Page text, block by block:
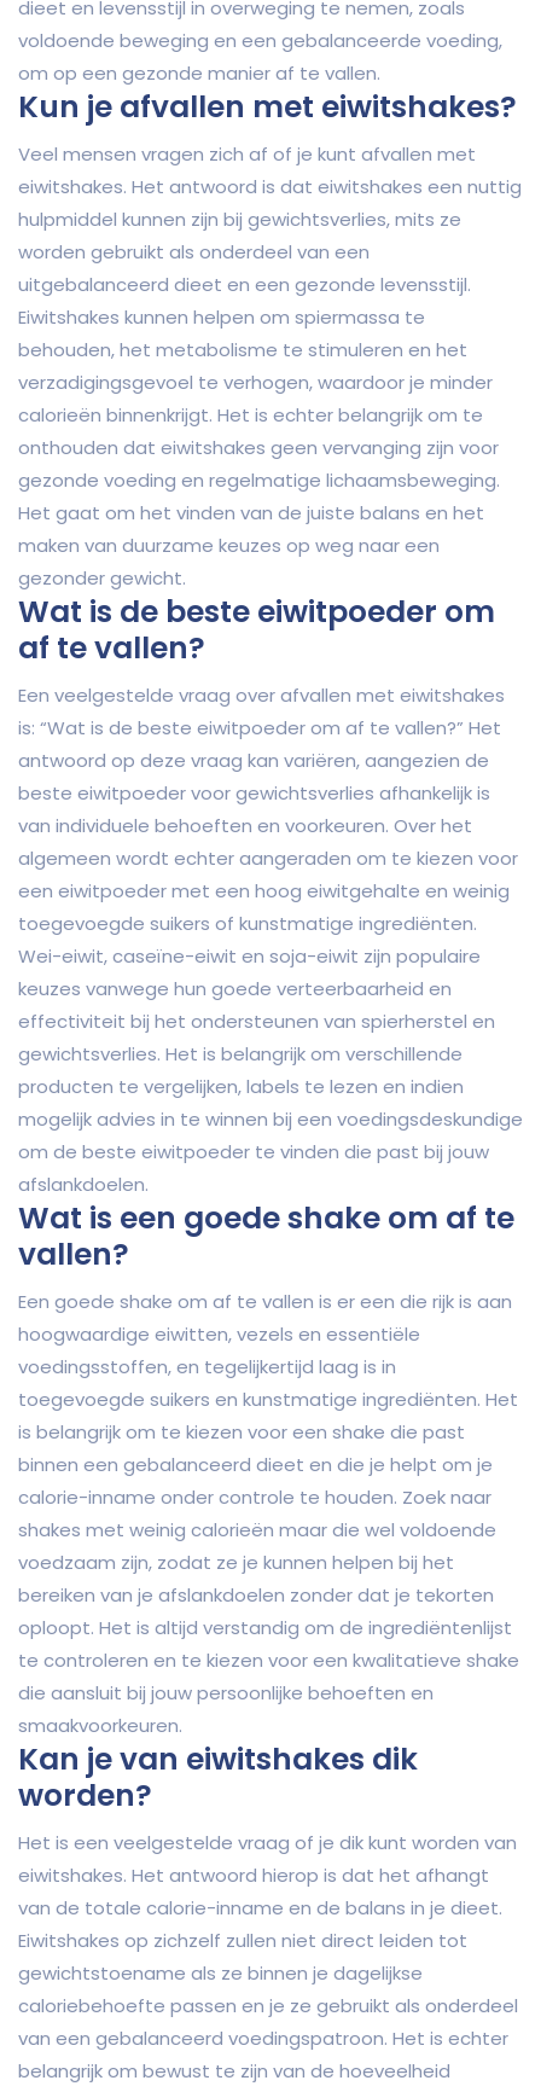
dieet en levensstijl in overweging te nemen, zoals
voldoende beweging en een gebalanceerde voeding,
om op een gezonde manier af te vallen.
Kun je afvallen met eiwitshakes?
Veel mensen vragen zich af of je kunt afvallen met
eiwitshakes. Het antwoord is dat eiwitshakes een nuttig
hulpmiddel kunnen zijn bij gewichtsverlies, mits ze
worden gebruikt als onderdeel van een
uitgebalanceerd dieet en een gezonde levensstijl.
Eiwitshakes kunnen helpen om spiermassa te
behouden, het metabolisme te stimuleren en het
verzadigingsgevoel te verhogen, waardoor je minder
calorieën binnenkrijgt. Het is echter belangrijk om te
onthouden dat eiwitshakes geen vervanging zijn voor
gezonde voeding en regelmatige lichaamsbeweging.
Het gaat om het vinden van de juiste balans en het
maken van duurzame keuzes op weg naar een
gezonder gewicht.
Wat is de beste eiwitpoeder om
af te vallen?
Een veelgestelde vraag over afvallen met eiwitshakes
is: “Wat is de beste eiwitpoeder om af te vallen?” Het
antwoord op deze vraag kan variëren, aangezien de
beste eiwitpoeder voor gewichtsverlies afhankelijk is
van individuele behoeften en voorkeuren. Over het
algemeen wordt echter aangeraden om te kiezen voor
een eiwitpoeder met een hoog eiwitgehalte en weinig
toegevoegde suikers of kunstmatige ingrediënten.
Wei-eiwit, caseïne-eiwit en soja-eiwit zijn populaire
keuzes vanwege hun goede verteerbaarheid en
effectiviteit bij het ondersteunen van spierherstel en
gewichtsverlies. Het is belangrijk om verschillende
producten te vergelijken, labels te lezen en indien
mogelijk advies in te winnen bij een voedingsdeskundige
om de beste eiwitpoeder te vinden die past bij jouw
afslankdoelen.
Wat is een goede shake om af te
vallen?
Een goede shake om af te vallen is er een die rijk is aan
hoogwaardige eiwitten, vezels en essentiële
voedingsstoffen, en tegelijkertijd laag is in
toegevoegde suikers en kunstmatige ingrediënten. Het
is belangrijk om te kiezen voor een shake die past
binnen een gebalanceerd dieet en die je helpt om je
calorie-inname onder controle te houden. Zoek naar
shakes met weinig calorieën maar die wel voldoende
voedzaam zijn, zodat ze je kunnen helpen bij het
bereiken van je afslankdoelen zonder dat je tekorten
oploopt. Het is altijd verstandig om de ingrediëntenlijst
te controleren en te kiezen voor een kwalitatieve shake
die aansluit bij jouw persoonlijke behoeften en
smaakvoorkeuren.
Kan je van eiwitshakes dik
worden?
Het is een veelgestelde vraag of je dik kunt worden van
eiwitshakes. Het antwoord hierop is dat het afhangt
van de totale calorie-inname en de balans in je dieet.
Eiwitshakes op zichzelf zullen niet direct leiden tot
gewichtstoename als ze binnen je dagelijkse
caloriebehoefte passen en je ze gebruikt als onderdeel
van een gebalanceerd voedingspatroon. Het is echter
belangrijk om bewust te zijn van de hoeveelheid